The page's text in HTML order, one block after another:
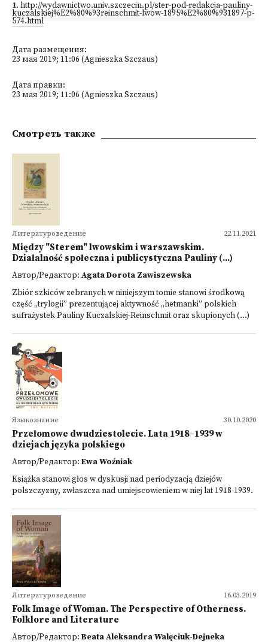
1. http://wydawnictwo.univ.szczecin.pl/ster-pod-redakcja-pauliny-
kuczalskiej%E2%80%93reinschmit-lwow-1895%E2%80%931897-p-
574.html
Дата размещения:
23 мая 2019; 11:06 (Agnieszka Szczaus)
Дата правки:
23 мая 2019; 11:06 (Agnieszka Szczaus)
Смотреть также
22.11.2021
Литературоведение
Między "Sterem" lwowskim i warszawskim.
Działalność społeczna i publicystyczna Pauliny (...)
Автор/Редактор: Agata Dorota Zawiszewska
Zbiór szkiców zebranych w niniejszym tomie stanowi środkową
część „trylogii” prezentują­cej aktywność „hetmanki” polskich
sufrażystek Pauliny Kuczalskiej-Reinschmit oraz skupionych (...)
30.10.2020
Языкознание
Przełomowe dwudziestolecie. Lata 1918–1939 w
dziejach języka polskiego
Автор/Редактор: Ewa Woźniak
Książka stanowi głos w dyskusji nad periodyzacją dziejów
polszczyzny, zwłaszcza nad umiejscowieniem w niej lat 1918-1939.
16.03.2019
Литературоведение
Folk Image of Woman. The Perspective of Otherness.
Folklore and Literature
Автор/Редактор: Beata Aleksandra Walęciuk-Dejneka